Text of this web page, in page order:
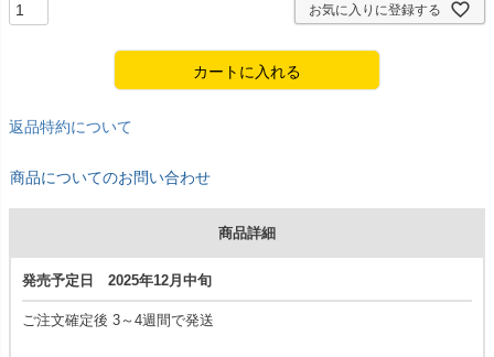
お気に入りに登録する
カートに入れる
返品特約について
商品についてのお問い合わせ
商品詳細
発売予定日 2025年12月中旬
ご注文確定後 3～4週間で発送